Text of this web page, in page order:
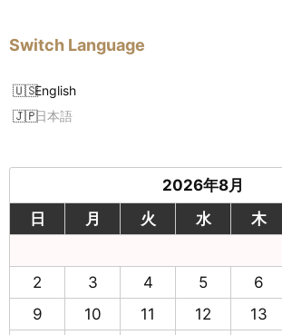
Switch Language
English
日本語
2026年8月
日
月 火 水 木
2
3 4 5 6
9
10 11 12 13